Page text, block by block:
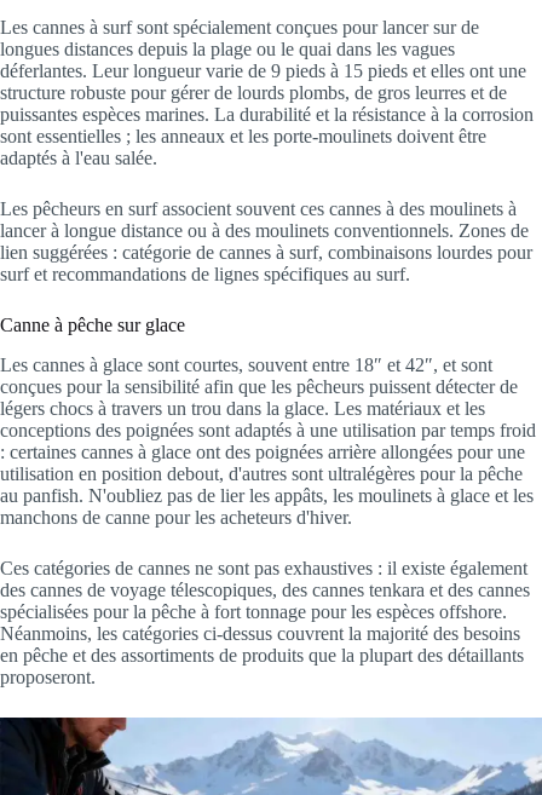
Les cannes à surf sont spécialement conçues pour lancer sur de
longues distances depuis la plage ou le quai dans les vagues
déferlantes. Leur longueur varie de 9 pieds à 15 pieds et elles ont une
structure robuste pour gérer de lourds plombs, de gros leurres et de
puissantes espèces marines. La durabilité et la résistance à la corrosion
sont essentielles ; les anneaux et les porte-moulinets doivent être
adaptés à l'eau salée.
Les pêcheurs en surf associent souvent ces cannes à des moulinets à
lancer à longue distance ou à des moulinets conventionnels. Zones de
lien suggérées : catégorie de cannes à surf, combinaisons lourdes pour
surf et recommandations de lignes spécifiques au surf.
Canne à pêche sur glace
Les cannes à glace sont courtes, souvent entre 18″ et 42″, et sont
conçues pour la sensibilité afin que les pêcheurs puissent détecter de
légers chocs à travers un trou dans la glace. Les matériaux et les
conceptions des poignées sont adaptés à une utilisation par temps froid
: certaines cannes à glace ont des poignées arrière allongées pour une
utilisation en position debout, d'autres sont ultralégères pour la pêche
au panfish. N'oubliez pas de lier les appâts, les moulinets à glace et les
manchons de canne pour les acheteurs d'hiver.
Ces catégories de cannes ne sont pas exhaustives : il existe également
des cannes de voyage télescopiques, des cannes tenkara et des cannes
spécialisées pour la pêche à fort tonnage pour les espèces offshore.
Néanmoins, les catégories ci-dessus couvrent la majorité des besoins
en pêche et des assortiments de produits que la plupart des détaillants
proposeront.